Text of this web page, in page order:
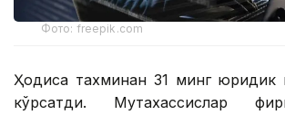
Фото: freepik.com
Ҳодиса тахминан 31 минг юридик
кўрсатди. Мутахассислар